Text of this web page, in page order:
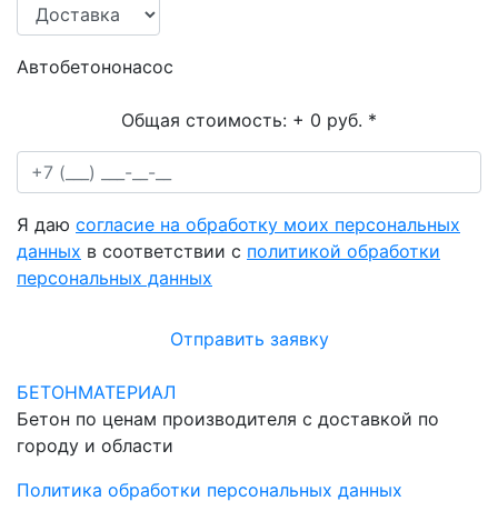
Автобетононасос
Общая стоимость: + 0 руб. *
Я даю согласие на обработку моих персональных
данных в соответствии с политикой обработки
персональных данных
Отправить заявку
БЕТОНМАТЕРИАЛ
Бетон по ценам производителя с доставкой по
городу и области
Политика обработки персональных данных